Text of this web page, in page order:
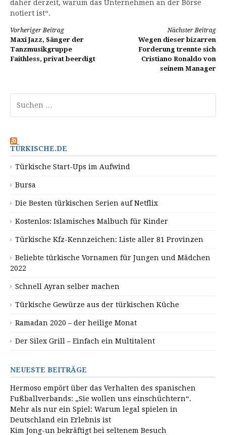
daher derzeit, warum das Unternehmen an der Börse
notiert ist“.
Weiterlesen
Vorheriger Beitrag
Maxi Jazz, Sänger der
Tanzmusikgruppe
Faithless, privat beerdigt
Nächster Beitrag
Wegen dieser bizarren
Forderung trennte sich
Cristiano Ronaldo von
seinem Manager
nach:
TÜRKISCHE.DE
Türkische Start-Ups im Aufwind
Bursa
Die Besten türkischen Serien auf Netflix
Kostenlos: Islamisches Malbuch für Kinder
Türkische Kfz-Kennzeichen: Liste aller 81 Provinzen
Beliebte türkische Vornamen für Jungen und Mädchen
2022
Schnell Ayran selber machen
Türkische Gewürze aus der türkischen Küche
Ramadan 2020 – der heilige Monat
Der Silex Grill – Einfach ein Multitalent
NEUESTE BEITRÄGE
Hermoso empört über das Verhalten des spanischen
Fußballverbands: „Sie wollen uns einschüchtern“.
Mehr als nur ein Spiel: Warum legal spielen in
Deutschland ein Erlebnis ist
Kim Jong-un bekräftigt bei seltenem Besuch